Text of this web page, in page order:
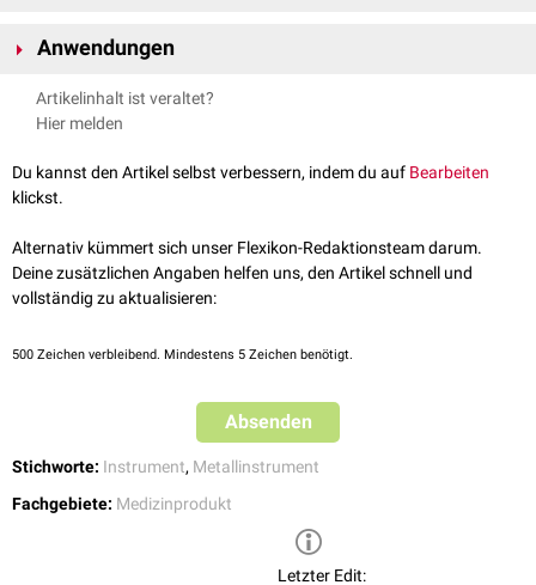
miteinander verbunden sind. Vor dem Scharnier befinden sich die
der Kornzange. Sie sind an der Spitze abgerundet und gehen zum
Scharnier hin fließend oder abgestuft in den schlankeren Zangenhals
abgerundeten langgezogenen olivenförmigen Zylinder. Hinter dem
Scharnier befindet sich der Handgriff der Kornzange, der eine Sperre und
Kornzangen werden aus Edelstahl gefertigt. Sie sind in geraden und
gebogenen Varianten verfügbar.
Anwendungen
Kornzangen werden in der
eingesetzt, u.a. zum Halten oder Anreichen von
Fremdkörpern
Artikelinhalt ist veraltet?
Hier melden
Du kannst den Artikel selbst verbessern, indem du auf Bearbeiten
klickst.
Alternativ kümmert sich unser Flexikon-Redaktionsteam darum.
Deine zusätzlichen Angaben helfen uns, den Artikel schnell und
vollständig zu aktualisieren:
500 Zeichen verbleibend. Mindestens 5 Zeichen benötigt.
Absenden
Stichworte: Instrument, Metallinstrument
Fachgebiete: Medizinprodukt
Letzter Edit: